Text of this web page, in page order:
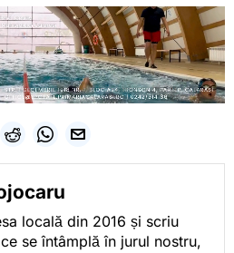
locală din 2016 și scriu
se întâmplă în jurul nostru,